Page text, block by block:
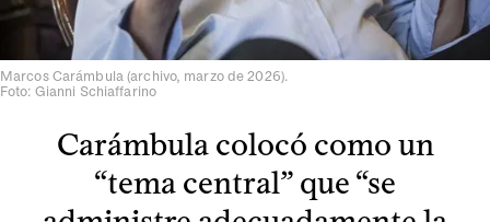
Marcos Carámbula (archivo, marzo de 2026).
Foto: Gianni Schiaffarino
Carámbula colocó como un
“tema central” que “se